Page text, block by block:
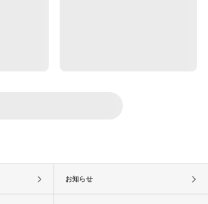
お知らせ